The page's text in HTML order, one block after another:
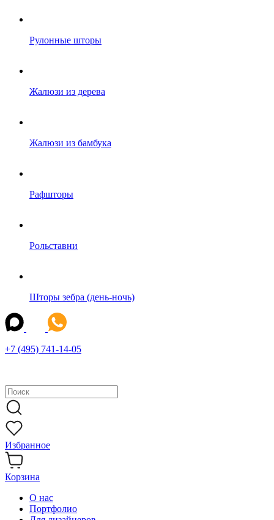
Рулонные шторы
Жалюзи из дерева
Жалюзи из бамбука
Рафшторы
Рольставни
Шторы зебра (день-ночь)
+7 (495) 741-14-05
Избранное
Корзина
О нас
Портфолио